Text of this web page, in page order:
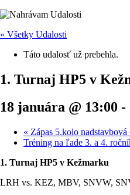
« Všetky Udalosti
Táto udalosť už prebehla.
1. Turnaj HP5 v
18 januára @ 13:00 -
« Zápas 5.kolo
Tréning na ľade 3. a 4.
1. Turnaj HP5 v Kežmarku
LRH vs. KEZ, MBV, SNVW,